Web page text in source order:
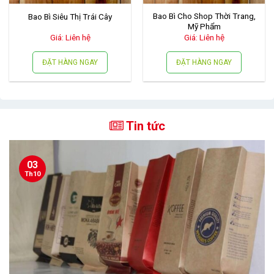
Bao Bì Siêu Thị Trái Cây
Giá: Liên hệ
ĐẶT HÀNG NGAY
Bao Bì Cho Shop Thời Trang,
Mỹ Phẩm
Giá: Liên hệ
ĐẶT HÀNG NGAY
Tin tức
03
Th10